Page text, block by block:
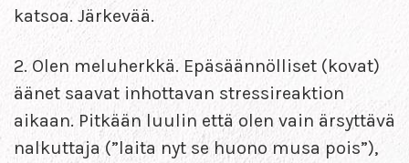
katsoa. Järkevää.
2. Olen meluherkkä. Epäsäännölliset (kovat)
äänet saavat inhottavan stressireaktion
aikaan. Pitkään luulin että olen vain ärsyttävä
nalkuttaja (”laita nyt se huono musa pois”),